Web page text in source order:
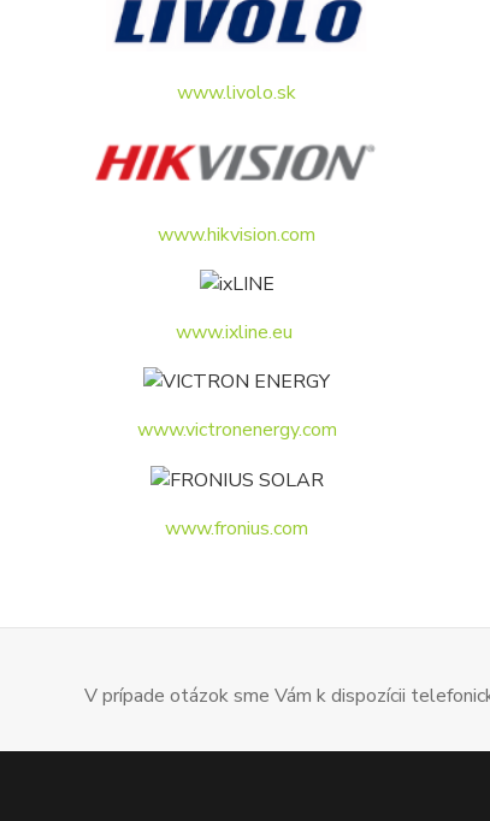
www.livolo.sk
www.hikvision.com
www.ixline.eu
www.victronenergy.com
www.fronius.com
V prípade otázok sme Vám k dispozícii